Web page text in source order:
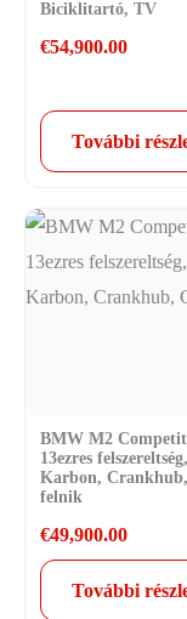
Biciklitartó, TV
€54,900.00
További
BMW M2
13ezres
Karbon,
felnik
€49,900.00
További